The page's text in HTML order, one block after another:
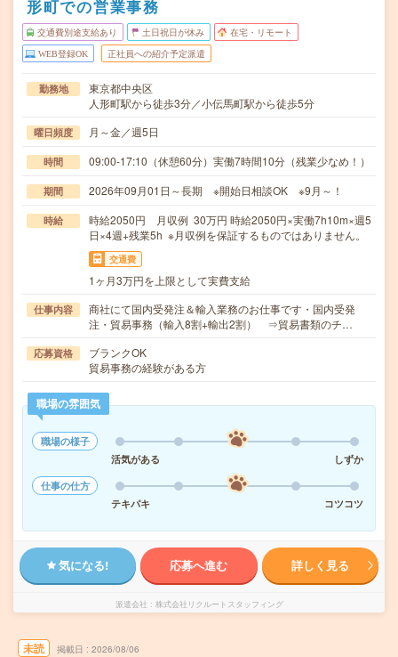
形町での営業事務
交通費別途支給あり 土日祝日が休み 在宅・リモート
WEB登録OK 正社員への紹介予定派遣
勤務地
東京都中央区
人形町駅から徒歩3分／小伝馬町駅から徒歩5分
曜日頻度 月～金／週5日
時間 09:00-17:10（休憩60分）実働7時間10分（残業少なめ！）
期間 2026年09月01日～長期 ※開始日相談OK ※9月～！
時給
時給2050円 月収例 30万円 時給2050円×実働7h10m×週5
日×4週+残業5h ※月収例を保証するものではありません。
交通費
1ヶ月3万円を上限として実費支給
仕事内容
商社にて国内受発注＆輸入業務のお仕事です・国内受発
注・貿易事務（輸入8割+輸出2割） ⇒貿易書類のチ…
応募資格
ブランクOK
貿易事務の経験がある方
職場の雰囲気
職場の様子
活気がある
しずか
仕事の仕方
テキパキ
コツコツ
気になる! 応募へ進む 詳しく見る
派遣会社 株式会社リクルートスタッフィング
未読 掲載日 2026/08/06